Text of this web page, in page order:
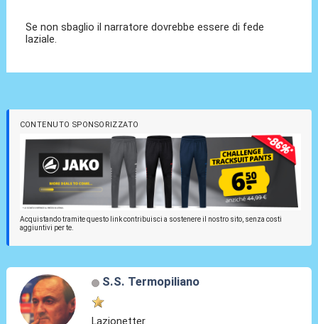
Se non sbaglio il narratore dovrebbe essere di fede
laziale.
CONTENUTO SPONSORIZZATO
Acquistando tramite questo link contribuisci a sostenere il nostro sito, senza costi
aggiuntivi per te.
S.S. Termopiliano
Lazionetter